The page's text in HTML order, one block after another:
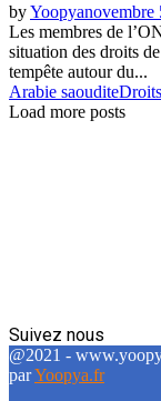
byYoopyanovembre
Les membres de
situation des droits
tempête autour du...
Arabie saoudite
Load more posts
Suivez nous
Facebook
Twitter
Linkedin
@2021 -
parYoopya.fr